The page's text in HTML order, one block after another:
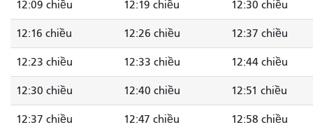
12:09 chiều 12:19 chiều 12:30 chiều
12:16 chiều 12:26 chiều 12:37 chiều
12:23 chiều 12:33 chiều 12:44 chiều
12:30 chiều 12:40 chiều 12:51 chiều
12:37 chiều 12:47 chiều 12:58 chiều